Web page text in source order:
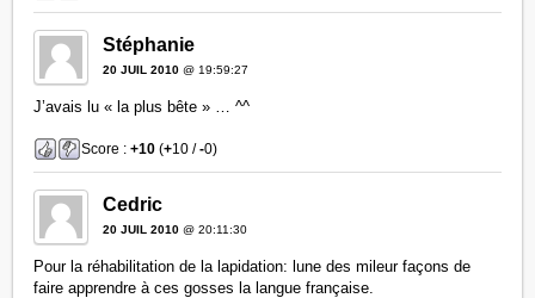
Stéphanie
20 JUIL 2010 @ 19:59:27
J’avais lu « la plus bête » … ^^
Score :+10 (+10 /-0)
Cedric
20 JUIL 2010 @ 20:11:30
Pour la réhabilitation de la lapidation: lune des mileur façons de
faire apprendre à ces gosses la langue française.